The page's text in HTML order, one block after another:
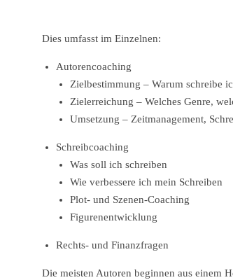
Dies umfasst im Einzelnen:
Autorencoaching
Zielbestimmung – Warum schreibe
Zielerreichung – Welches Genre,
Umsetzung – Zeitmanagement,
Schreibcoaching
Was soll ich schreiben
Wie verbessere ich mein Schreiben
Plot- und Szenen-Coaching
Figurenentwicklung
Rechts- und Finanzfragen
Die meisten Autoren beginnen aus einem